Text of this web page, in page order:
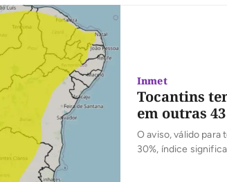
Inmet
Tocantins
em outras
O aviso, válido para
30%, índice